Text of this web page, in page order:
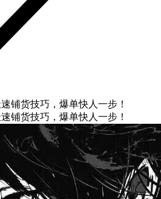
铺货技巧，爆单快人一步！
铺货技巧，爆单快人一步！